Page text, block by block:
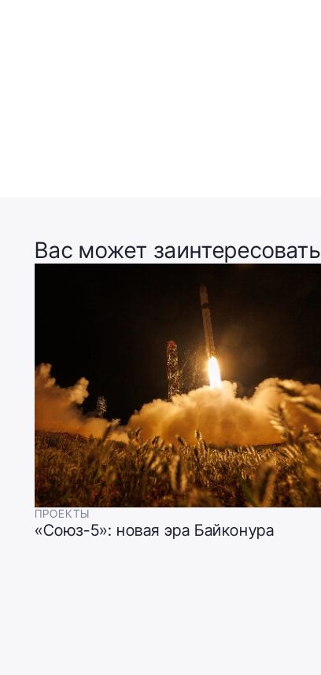
Вас может заинтересовать
ПРОЕКТЫ
«Союз-5»: новая эра Байконура